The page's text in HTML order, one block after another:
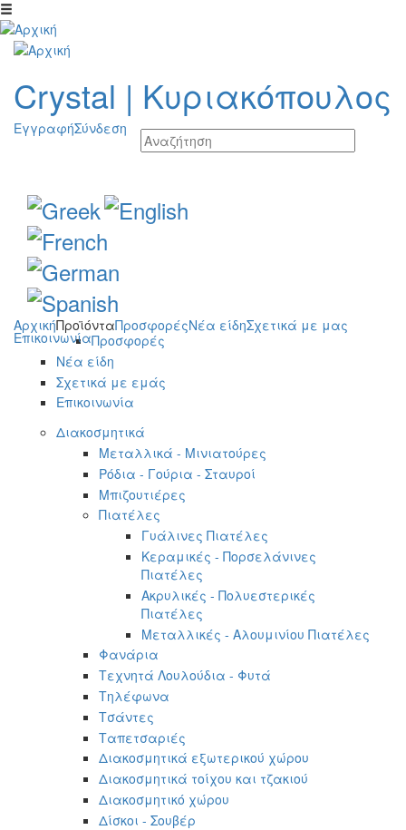
Παράκαμψη προς το κυρίως περιεχόμενο
Crystal | Κυριακόπουλος
ΕγγραφήΣύνδεση
ΑρχικήΠροϊόνταΠροσφορέςΝέα είδηΣχετικά με μας
ΕπικοινωνίαΠροσφορές
Νέα είδη
Σχετικά με εμάς
Επικοινωνία
Διακοσμητικά
Μεταλλικά - Μινιατούρες
Ρόδια - Γούρια - Σταυροί
Μπιζουτιέρες
Πιατέλες
Γυάλινες Πιατέλες
Κεραμικές - Πορσελάνινες
Πιατέλες
Ακρυλικές - Πολυεστερικές
Πιατέλες
Μεταλλικές - Αλουμινίου Πιατέλες
Φανάρια
Τεχνητά Λουλούδια - Φυτά
Τηλέφωνα
Τσάντες
Ταπετσαριές
Διακοσμητικά εξωτερικού χώρου
Διακοσμητικά τοίχου και τζακιού
Διακοσμητικό χώρου
Δίσκοι - Σουβέρ